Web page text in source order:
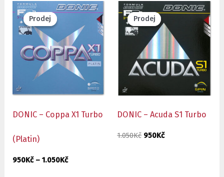
Prodej
Prodej
DONIC – Coppa X1 Turbo
(Platin)
950Kč – 1.050Kč
Rozpětí
cen:
950Kč
až
1.050Kč
Prodej
Prodej
DONIC – Acuda S1 Turbo
1.050Kč
Původní
cena
byla:
1.050Kč.
950Kč
Aktuální
cena
je:
950Kč.